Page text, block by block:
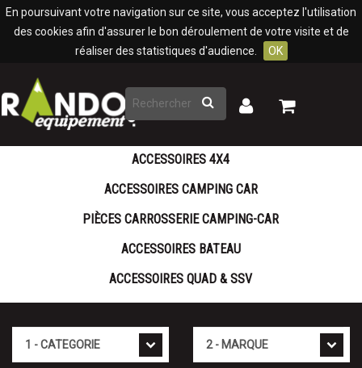
En poursuivant votre navigation sur ce site, vous acceptez l'utilisation
des cookies afin d'assurer le bon déroulement de votre visite et de
réaliser des statistiques d'audience.
OK
Rechercher
Mon
Mon
ACCESSOIRES 4X4
ACCESSOIRES CAMPING CAR
PIÈCES CARROSSERIE CAMPING-CAR
ACCESSOIRES BATEAU
ACCESSOIRES QUAD & SSV
Panneau de gestion des cookies